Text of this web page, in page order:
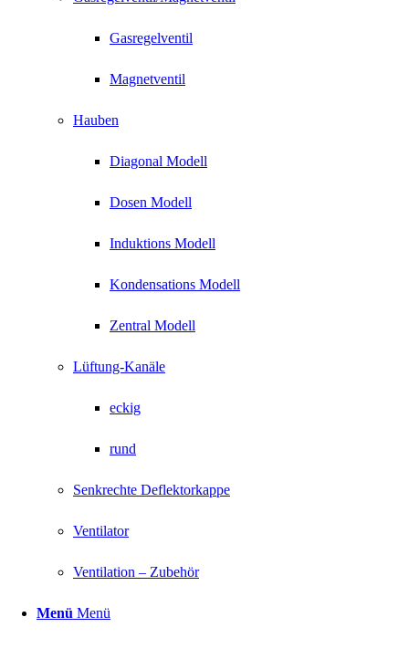
Gasregelventil
Magnetventil
Hauben
Diagonal Modell
Dosen Modell
Induktions Modell
Kondensations Modell
Zentral Modell
Lüftung-Kanäle
eckig
rund
Senkrechte Deflektorkappe
Ventilator
Ventilation – Zubehör
Menü Menü